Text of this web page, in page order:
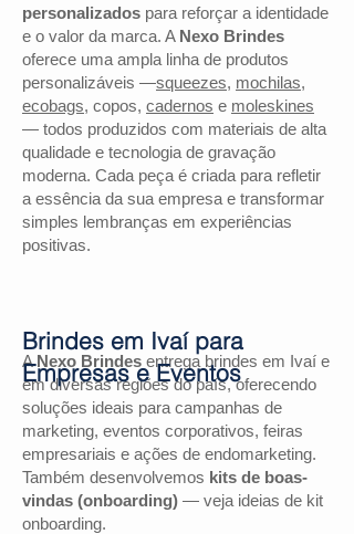
personalizados para reforçar a identidade
e o valor da marca. A Nexo Brindes
oferece uma ampla linha de produtos
personalizáveis —squeezes, mochilas,
ecobags, copos, cadernos e moleskines
— todos produzidos com materiais de alta
qualidade e tecnologia de gravação
moderna. Cada peça é criada para refletir
a essência da sua empresa e transformar
simples lembranças em experiências
positivas.
ANexo Brindes entrega brindes em Ivaí e
em diversas regiões do país, oferecendo
soluções ideais para campanhas de
marketing, eventos corporativos, feiras
empresariais e ações de endomarketing.
Também desenvolvemos kits de boas-
vindas (onboarding) — veja ideias de kit
onboarding.
Brindes em Ivaí para
Empresas e Eventos